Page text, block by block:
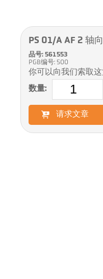
PS 01/A AF 2 轴
品号: 561553
PGB编号: 500
你可以向我们索取
数量:
请求文章